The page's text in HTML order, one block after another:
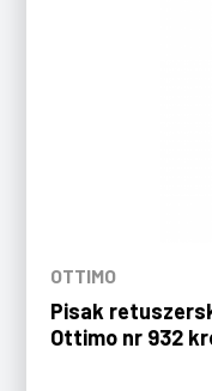
OTTIMO
Pisak
Ottimo nr 932